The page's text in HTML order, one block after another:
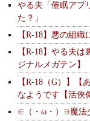
やる夫「催眠ア
た？」
【R-18】悪の組
【R-18】やる夫
ジナルメガテン】
【R-18（G）】
なようです【活俠
∈（・ω・）∋魔法